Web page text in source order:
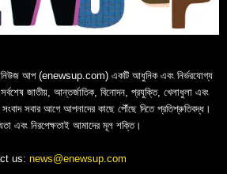
আপ (enewsup.com) একটি আধুনিক এবং নির্ভরযোগ্য
জাতীয়, আন্তর্জাতিক, বিনোদন, প্রযুক্তি, খেলাধুলা এবং
সংবাদ সবার আগে আপনাদের কাছে পৌঁছে দিতে প্রতিশ্রুতিবদ্ধ।
এবং নিরপেক্ষতাই আমাদের মূল শক্তি।
us: news@enewsup.com